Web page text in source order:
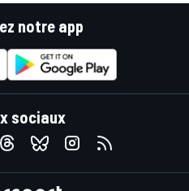
notre app
sociaux